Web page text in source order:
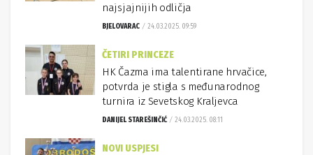
najsjajnijih odličja
BJELOVARAC 24.03.2025. 09:59
ČETIRI PRINCEZE
HK Čazma ima talentirane hrvačice,
potvrda je stigla s međunarodnog
turnira iz Sevetskog Kraljevca
DANIJEL STAREŠINČIĆ 24.03.2025. 08:11
NOVI USPJESI